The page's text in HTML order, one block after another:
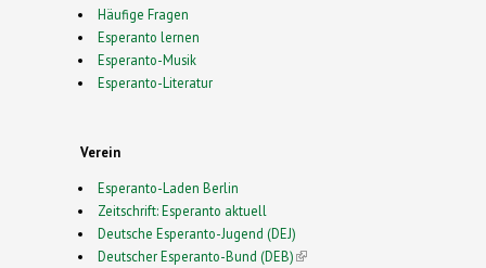
Häufige Fragen
Esperanto lernen
Esperanto-Musik
Esperanto-Literatur
Verein
Esperanto-Laden Berlin
Zeitschrift: Esperanto aktuell
Deutsche Esperanto-Jugend (DEJ)
Deutscher Esperanto-Bund (DEB)(link is external)